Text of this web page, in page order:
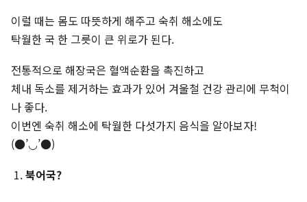
이럴 때는 몸도 따뜻하게 해주고 숙취 해소에도
탁월한 국 한 그릇이 큰 위로가 된다.
전통적으로 해장국은 혈액순환을 촉진하고
체내 독소를 제거하는 효과가 있어 겨울철 건강 관리에 무척이
나 좋다.
이번엔 숙취 해소에 탁월한 다섯가지 음식을 알아보자!
(●’◡’●)
북어국?